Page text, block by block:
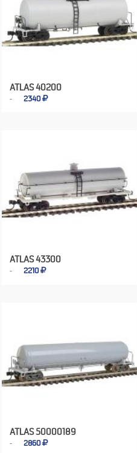
ATLAS 40200
2340
ATLAS 43300
2210
ATLAS 50000189
2860